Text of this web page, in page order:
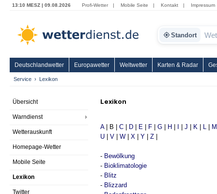
13:10 MESZ | 09.08.2026 Profi-Wetter | Mobile Seite | Kontakt | Impressum
Standort
Deutschlandwetter Europawetter Weltwetter Karten & Radar
Service Lexikon
Übersicht
Warndienst
Wetterauskunft
Homepage-Wetter
Mobile Seite
Lexikon
Twitter
Lexikon
A| B | C D E F G H J K L
M
U
V W X Y Z
- Bewölkung
- Bioklimatologie
- Blitz
- Blizzard